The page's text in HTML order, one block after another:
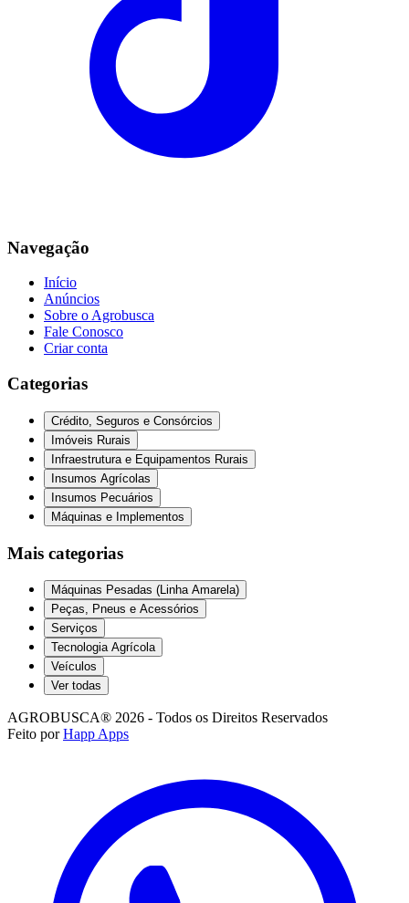
Navegação
Início
Anúncios
Sobre o Agrobusca
Fale Conosco
Criar conta
Categorias
Crédito, Seguros e Consórcios
Imóveis Rurais
Infraestrutura e Equipamentos Rurais
Insumos Agrícolas
Insumos Pecuários
Máquinas e Implementos
Mais categorias
Máquinas Pesadas (Linha Amarela)
Peças, Pneus e Acessórios
Serviços
Tecnologia Agrícola
Veículos
Ver todas
AGROBUSCA® 2026 - Todos os Direitos Reservados
Feito por Happ Apps